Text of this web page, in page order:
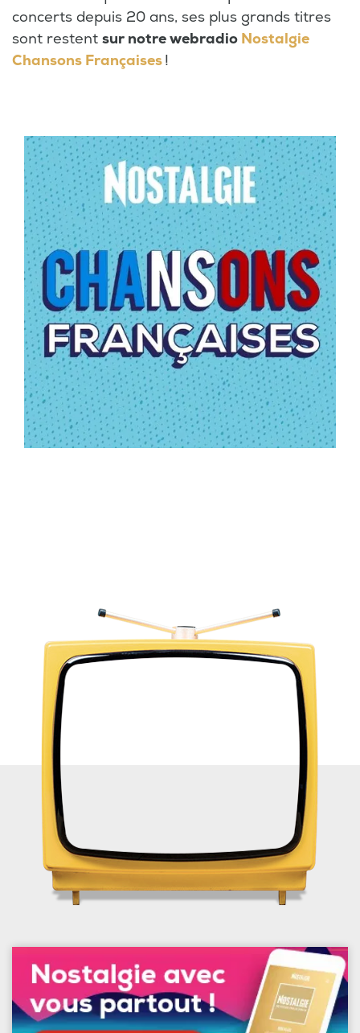
concerts depuis 20 ans, ses plus grands titres
sont restent sur notre webradio Nostalgie
Chansons Françaises!